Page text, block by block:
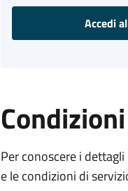
Accedi
Per conoscere i
e le condizioni di